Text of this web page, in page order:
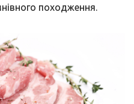
походження.